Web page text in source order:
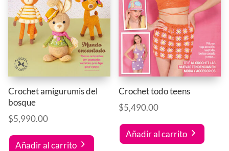
Crochet amigurumis del
bosque
$5,990.00
Añadir al carrito
Crochet todo teens
$5,490.00
Añadir al carrito